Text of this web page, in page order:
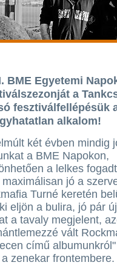
BME Egyetemi
a
fesztiválfellépésük
alkalom!
két évben mindig
a BME Napokon,
a lelkes
maximálisan jó a
Turné keretén
eljön a bulira, jó pár
a tavaly megjelent,
vált
című
zenekar frontembere.